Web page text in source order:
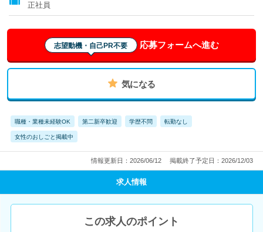
正社員
志望動機・自己PR不要 応募フォームへ進む
気になる
職種・業種未経験OK 第二新卒歓迎 学歴不問 転勤なし
女性のおしごと掲載中
情報更新日：2026/06/12 掲載終了予定日：2026/12/03
求人情報
この求人のポイント